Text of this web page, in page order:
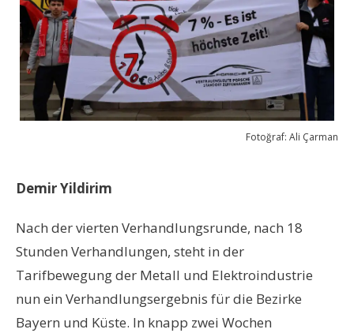
Fotoğraf: Ali Çarman
Demir Yildirim
Nach der vierten Verhandlungsrunde, nach 18
Stunden Verhandlungen, steht in der
Tarifbewegung der Metall und Elektroindustrie
nun ein Verhandlungsergebnis für die Bezirke
Bayern und Küste. In knapp zwei Wochen